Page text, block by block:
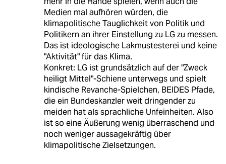
Medien mal aufhören würden, die
klimapolitische Tauglichkeit von Politik und
Politikern an ihrer Einstellung zu LG zu messen.
Das ist ideologische Lakmustesterei und keine
"Aktivität" für das Klima.
Konkret: LG ist grundsätzlich auf der "Zweck
heiligt Mittel"-Schiene unterwegs und spielt
kindische Revanche-Spielchen, BEIDES Pfade,
die ein Bundeskanzler weit dringender zu
meiden hat als sprachliche Unfeinheiten. Also
ist so eine Äußerung wenig überraschend und
noch weniger aussagekräftig über
klimapolitische Zielsetzungen.